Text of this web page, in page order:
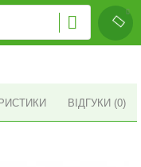
ВІДГУКИ (0)